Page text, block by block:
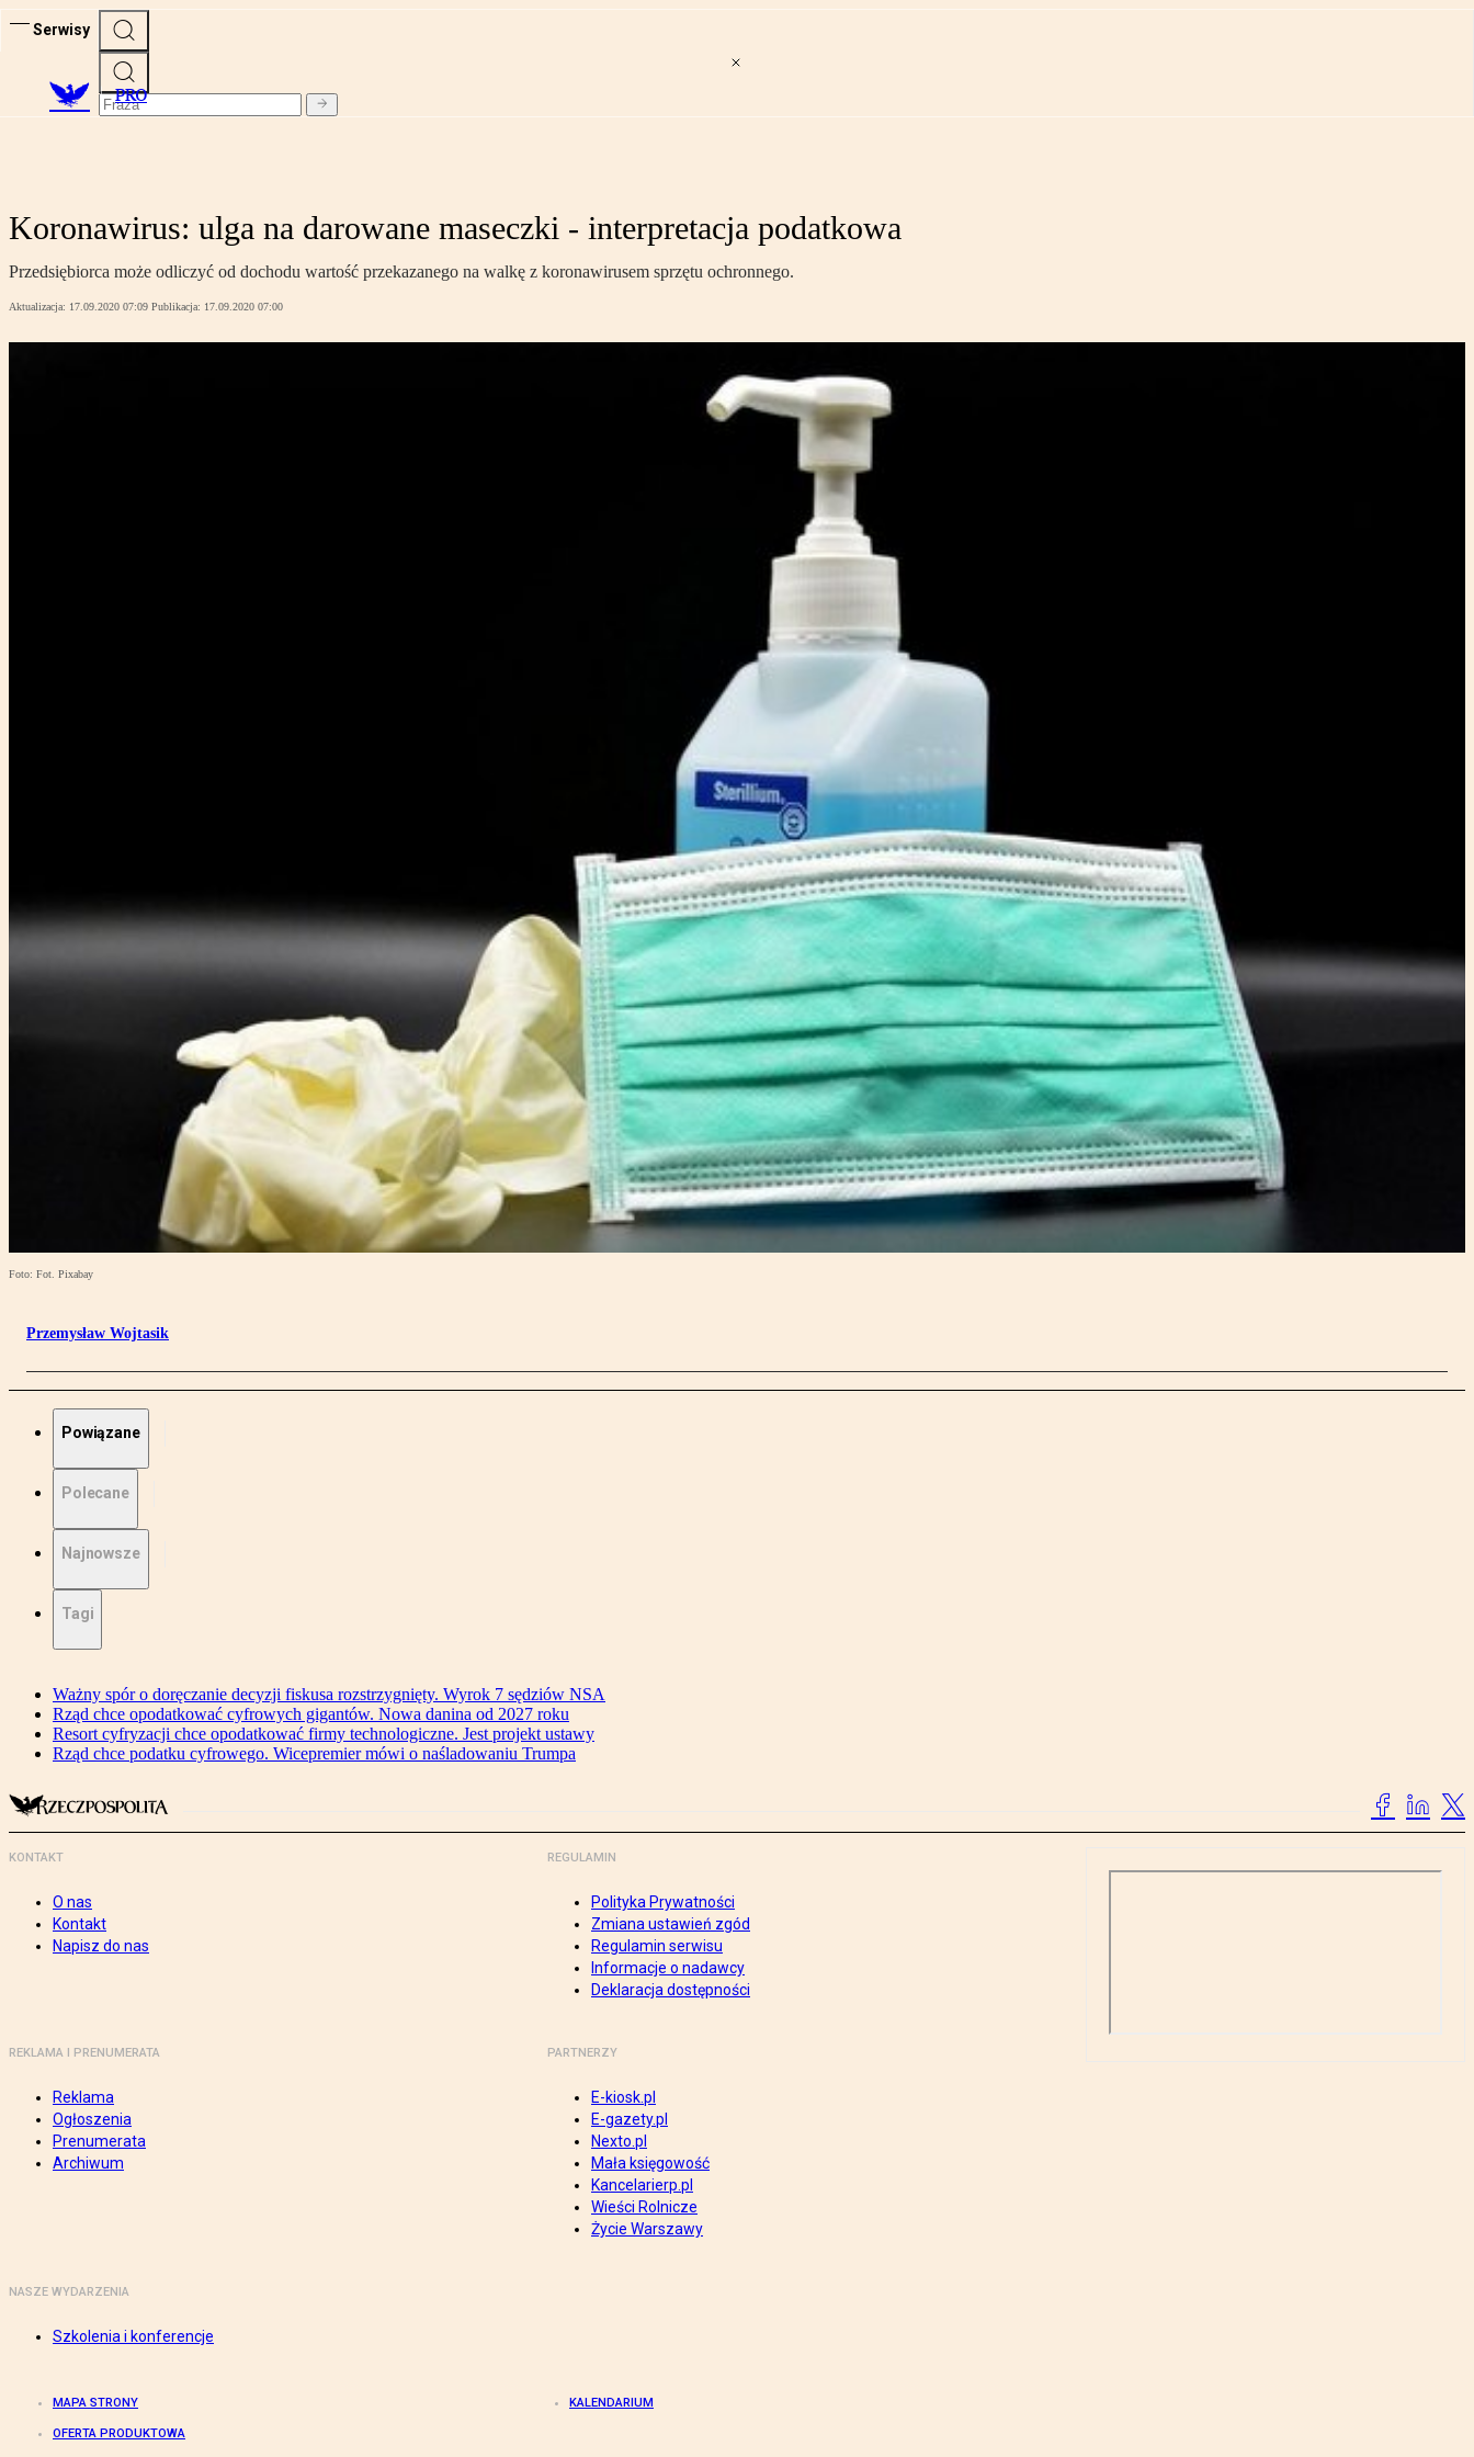
Serwisy
PRO
Koronawirus: ulga na darowane maseczki - interpretacja podatkowa
Przedsiębiorca może odliczyć od dochodu wartość przekazanego na walkę z koronawirusem sprzętu ochronnego.
Aktualizacja: 17.09.2020 07:09 Publikacja: 17.09.2020 07:00
Foto: Fot. Pixabay
Przemysław Wojtasik
Powiązane
Polecane
Najnowsze
Tagi
Ważny spór o doręczanie decyzji fiskusa rozstrzygnięty. Wyrok 7 sędziów NSA
Rząd chce opodatkować cyfrowych gigantów. Nowa danina od 2027 roku
Resort cyfryzacji chce opodatkować firmy technologiczne. Jest projekt ustawy
Rząd chce podatku cyfrowego. Wicepremier mówi o naśladowaniu Trumpa
KONTAKT
O nas
Kontakt
Napisz do nas
REGULAMIN
Polityka Prywatności
Zmiana ustawień zgód
Regulamin serwisu
Informacje o nadawcy
Deklaracja dostępności
REKLAMA I PRENUMERATA
Reklama
Ogłoszenia
Prenumerata
Archiwum
PARTNERZY
E-kiosk.pl
E-gazety.pl
Nexto.pl
Mała księgowość
Kancelarierp.pl
Wieści Rolnicze
Życie Warszawy
NASZE WYDARZENIA
Szkolenia i konferencje
MAPA STRONY KALENDARIUM
OFERTA PRODUKTOWA